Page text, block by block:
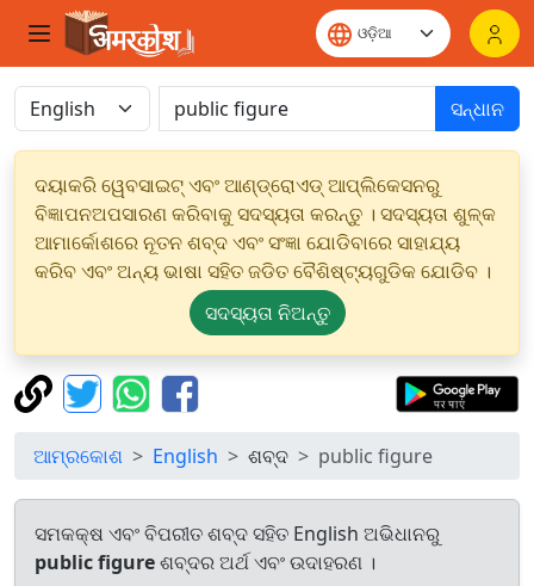
ସନ୍ଧାନ
ଦୟାକରି ୱେବସାଇଟ୍ ଏବଂ ଆଣ୍ଡ୍ରୋଏଡ୍ ଆପ୍ଲିକେସନରୁ
ବିଜ୍ଞାପନଅପସାରଣ କରିବାକୁ ସଦସ୍ୟତା କରନ୍ତୁ । ସଦସ୍ୟତା ଶୁଳ୍କ
ଆମାର୍କୋଶରେ ନୂତନ ଶବ୍ଦ ଏବଂ ସଂଜ୍ଞା ଯୋଡିବାରେ ସାହାଯ୍ୟ
କରିବ ଏବଂ ଅନ୍ୟ ଭାଷା ସହିତ ଜଡିତ ବୈଶିଷ୍ଟ୍ୟଗୁଡିକ ଯୋଡିବ ।
ସଦସ୍ୟତା ନିଅନ୍ତୁ
ଆମ୍ରକୋଶ English ଶବ୍ଦ public figure
ସମକକ୍ଷ ଏବଂ ବିପରୀତ ଶବ୍ଦ ସହିତ English ଅଭିଧାନରୁ
public figureଶବ୍ଦର ଅର୍ଥ ଏବଂ ଉଦାହରଣ ।